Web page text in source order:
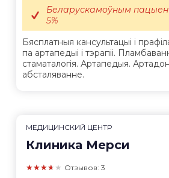
Бясплатныя кансультацыі і
па артапедыі і тэрапіі.
стаматалогія. Артапедыя.
абсталяванне.
Беларускамоўным
5%
МЕДИЦИНСКИЙ ЦЕНТР
Клиника Мерси
★★★★★ Отзывов: 3